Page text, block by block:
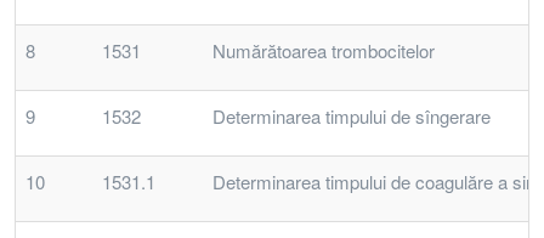
8 1531 Numărătoarea trombocitelor
9 1532 Determinarea timpului de sîngerare
10 1531.1 Determinarea timpului de coagulăre a